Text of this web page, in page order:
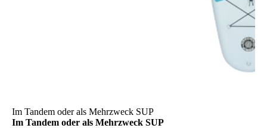
Im Tandem oder als Mehrzweck SUP
Im Tandem oder als Mehrzweck SUP